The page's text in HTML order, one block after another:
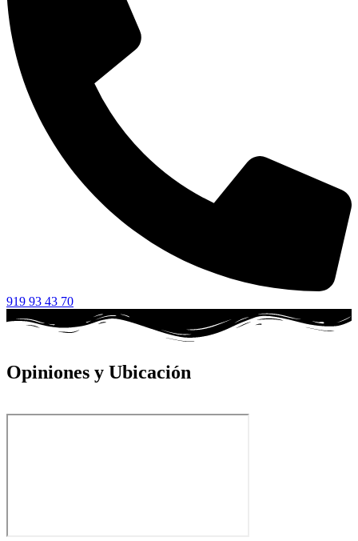
919 93 43 70
Opiniones y Ubicación